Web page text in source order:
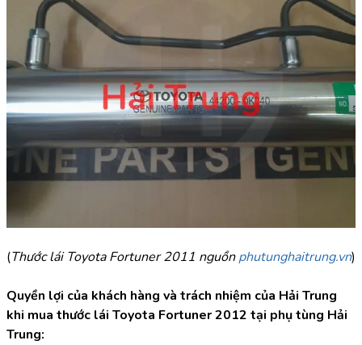
(Thước lái Toyota Fortuner 2011 nguồn phutunghaitrung.vn)
Quyền lợi của khách hàng và trách nhiệm của Hải Trung
khi mua thước lái Toyota Fortuner 2012 tại phụ tùng Hải
Trung: